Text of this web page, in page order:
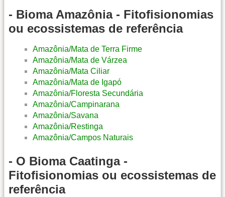
- Bioma Amazônia - Fitofisionomias
ou ecossistemas de referência
Amazônia/Mata de Terra Firme
Amazônia/Mata de Várzea
Amazônia/Mata Ciliar
Amazônia/Mata de Igapó
Amazônia/Floresta Secundária
Amazônia/Campinarana
Amazônia/Savana
Amazônia/Restinga
Amazônia/Campos Naturais
- O Bioma Caatinga -
Fitofisionomias ou ecossistemas de
referência